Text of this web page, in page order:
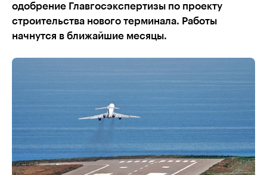
одобрение Главгосэкспертизы по проекту
строительства нового терминала. Работы
начнутся в ближайшие месяцы.